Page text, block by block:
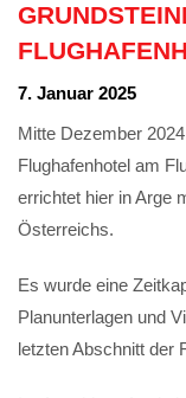
7. Januar 2025
Mitte Dezember
Flughafenhotel am
errichtet hier in Arge
Österreichs.
Es wurde eine
Planunterlagen und
letzten Abschnitt der